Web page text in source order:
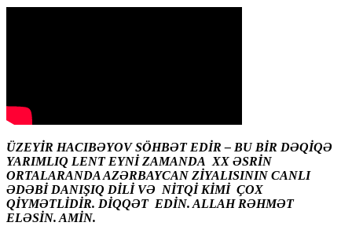
ÜZEYİR HACIBƏYOV SÖHBƏT EDİR – BU BİR DƏQİQƏ
YARIMLIQ LENT EYNİ ZAMANDA XX ƏSRİN
ORTALARANDA AZƏRBAYCAN ZİYALISININ CANLI
ƏDƏBİ DANIŞIQ DİLİ VƏ NİTQİ KİMİ ÇOX
QİYMƏTLİDİR. DİQQƏT EDİN. ALLAH RƏHMƏT
ELƏSİN. AMİN.